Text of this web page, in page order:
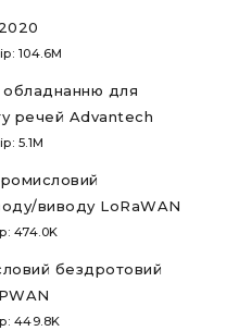
104.6M
обладнанню для
речей Advantech
5.1M
виводу LoRaWAN
474.0K
бездротовий
449.8K